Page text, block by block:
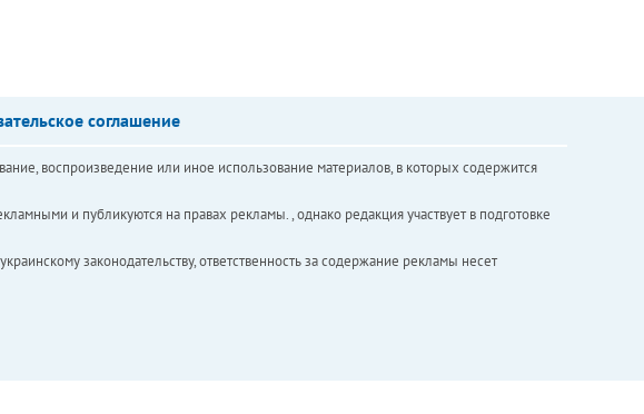
соглашение
воспроизведение или иное использование материалов, в которых содержится
и публикуются на правах рекламы. , однако редакция участвует в подготовке
законодательству, ответственность за содержание рекламы несет